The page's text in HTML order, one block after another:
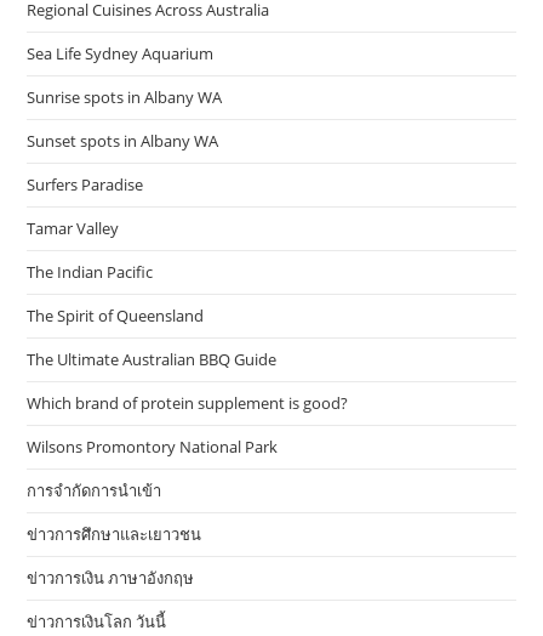
Regional Cuisines Across Australia
Sea Life Sydney Aquarium
Sunrise spots in Albany WA
Sunset spots in Albany WA
Surfers Paradise
Tamar Valley
The Indian Pacific
The Spirit of Queensland
The Ultimate Australian BBQ Guide
Which brand of protein supplement is good?
Wilsons Promontory National Park
การจำกัดการนำเข้า
ข่าวการศึกษาและเยาวชน
ข่าวการเงิน ภาษาอังกฤษ
ข่าวการเงินโลก วันนี้